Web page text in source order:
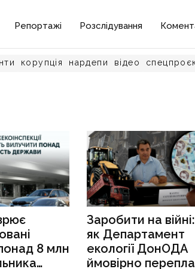
Репортажі Розслідування
корупція нардепи відео
8 млн
Заробити на війні:
як Департамент
екології ДонОДА
ймовірно